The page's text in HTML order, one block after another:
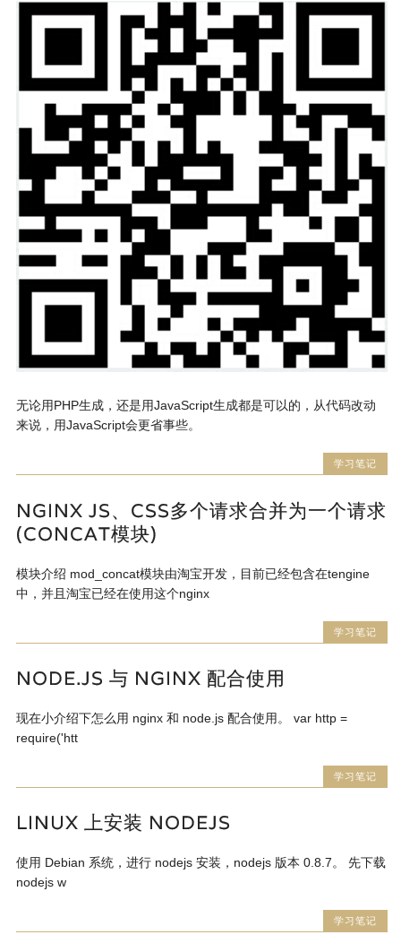
无论用PHP生成，还是用JavaScript生成都是可以的，从代码改动
来说，用JavaScript会更省事些。
学习笔记
NGINX JS、CSS多个请求合并为一个请求
(CONCAT模块)
模块介绍 mod_concat模块由淘宝开发，目前已经包含在tengine
中，并且淘宝已经在使用这个nginx
学习笔记
NODE.JS 与 NGINX 配合使用
现在小介绍下怎么用 nginx 和 node.js 配合使用。 var http =
require('htt
学习笔记
LINUX 上安装 NODEJS
使用 Debian 系统，进行 nodejs 安装，nodejs 版本 0.8.7。 先下载
nodejs w
学习笔记